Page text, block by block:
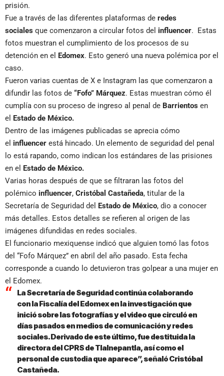
prisión.
Fue a través de las diferentes plataformas de redes
sociales que comenzaron a circular fotos del influencer. Estas
fotos muestran el cumplimiento de los procesos de su
detención en el Edomex. Esto generó una nueva polémica por el
caso.
Fueron varias cuentas de X e Instagram las que comenzaron a
difundir las fotos de “Fofo” Márquez. Estas muestran cómo él
cumplía con su proceso de ingreso al penal de Barrientos en
el Estado de México.
Dentro de las imágenes publicadas se aprecia cómo
el influencer está hincado. Un elemento de seguridad del penal
lo está rapando, como indican los estándares de las prisiones
en el Estado de México.
Varias horas después de que se filtraran las fotos del
polémico influencer, Cristóbal Castañeda, titular de la
Secretaría de Seguridad del Estado de México, dio a conocer
más detalles. Estos detalles se refieren al origen de las
imágenes difundidas en redes sociales.
El funcionario mexiquense indicó que alguien tomó las fotos
del “Fofo Márquez” en abril del año pasado. Esta fecha
corresponde a cuando lo detuvieron tras golpear a una mujer en
el Edomex.
La Secretaría de Seguridad continúa colaborando
con la Fiscalía del Edomex en la investigación que
inició sobre las fotografías y el video que circuló en
días pasados en medios de comunicación y redes
sociales. Derivado de este último, fue destituida la
directora del CPRS de Tlalnepantla, así como el
personal de custodia que aparece”, señaló Cristóbal
Castañeda.